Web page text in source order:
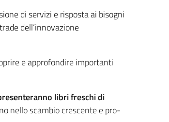
di servizi e risposta ai bisogni
dell’innovazione
e approfondire importanti
libri freschi di
nello scambio crescente e pro-